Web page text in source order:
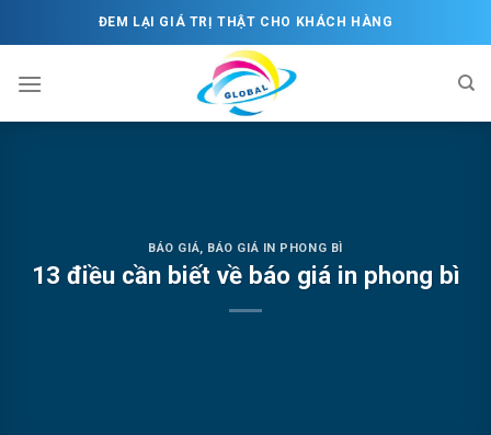
to
ĐEM LẠI GIÁ TRỊ THẬT CHO KHÁCH HÀNG
BÁO GIÁ, BÁO GIÁ IN PHONG BÌ
13 điều cần biết về báo giá in phong bì